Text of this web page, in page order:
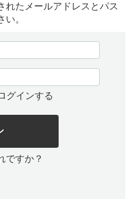
れたメールアドレスとパス
。
グインする
ですか？